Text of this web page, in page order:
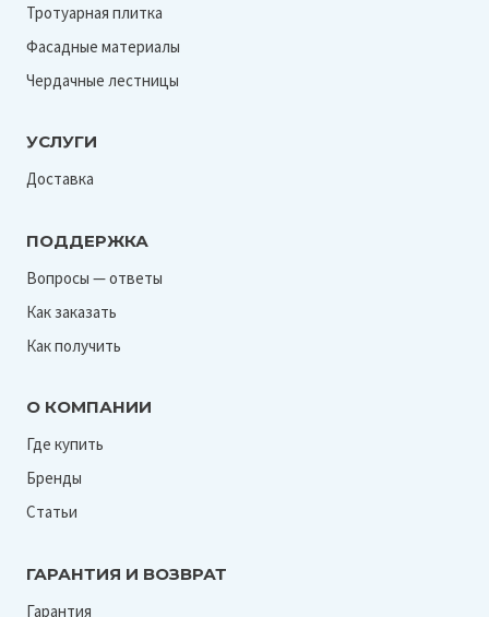
Тротуарная плитка
Фасадные материалы
Чердачные лестницы
УСЛУГИ
Доставка
ПОДДЕРЖКА
Вопросы — ответы
Как заказать
Как получить
О КОМПАНИИ
Где купить
Бренды
Статьи
ГАРАНТИЯ И ВОЗВРАТ
Гарантия